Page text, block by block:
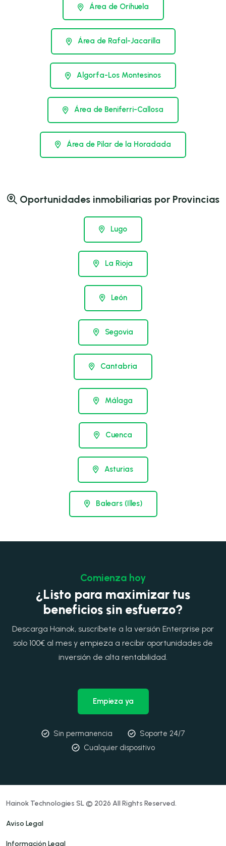
Área de Orihuela
Área de Rafal-Jacarilla
Algorfa-Los Montesinos
Área de Beniferri-Callosa
Área de Pilar de la Horadada
Oportunidades inmobiliarias por Provincias
Lugo
La Rioja
León
Segovia
Cantabria
Málaga
Cuenca
Asturias
Balears (Illes)
Comienza hoy
¿Listo para maximizar tus
beneficios sin esfuerzo?
Descarga Hainok, suscríbete a la versión Enterprise por
solo 100€ al mes y empieza a recibir oportunidades de
inversión de alta rentabilidad.
Empieza ya
Sin permanencia
Soporte 24/7
Cualquier dispositivo
Hainok Technologies SL © 2026 All Rights Reserved.
Aviso Legal
Información Legal